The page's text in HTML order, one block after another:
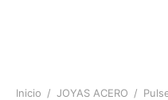
Inicio / JOYAS ACERO /